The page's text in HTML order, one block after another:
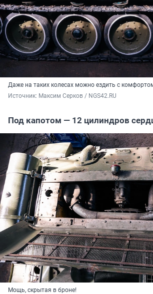
Даже на таких колесах можно ездить с
Источник: Максим Серков / NGS42.RU
Под капотом — 12 цилиндров
Мощь, скрытая в броне!